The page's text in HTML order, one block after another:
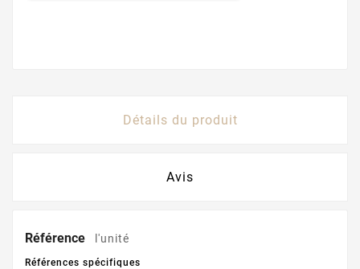
Détails du produit
Avis
Référence l'unité
Références spécifiques